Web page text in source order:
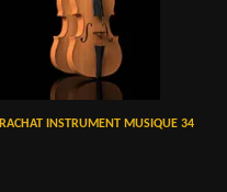
RACHAT INSTRUMENT MUSIQUE 34